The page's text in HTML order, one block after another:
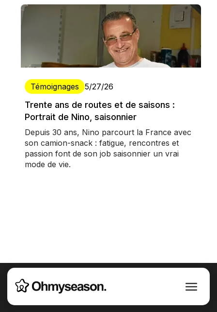
Témoignages 5/27/26
Trente ans de routes et de saisons :
Portrait de Nino, saisonnier
Depuis 30 ans, Nino parcourt la France avec
son camion-snack : fatigue, rencontres et
passion font de son job saisonnier un vrai
mode de vie.